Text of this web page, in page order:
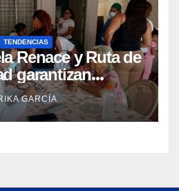
TENDENCIAS
Renace y Ruta de
garantizan
integral en
GARCÍA